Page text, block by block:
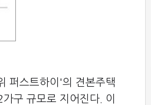
퍼스트하이'의 견본주택
구 규모로 지어진다. 이